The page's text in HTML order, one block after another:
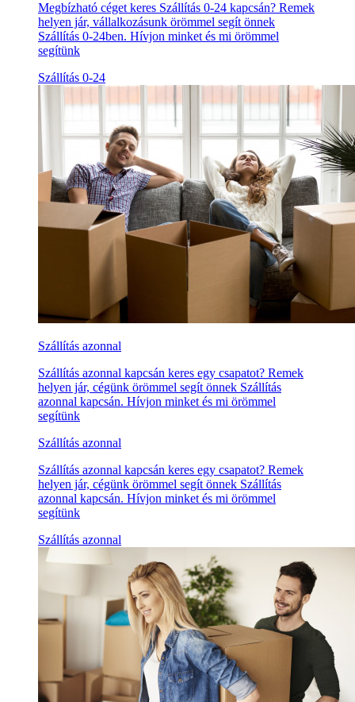
Megbízható céget keres Szállítás 0-24 kapcsán? Remek
helyen jár, vállalkozásunk örömmel segít önnek
Szállítás 0-24ben. Hívjon minket és mi örömmel
segítünk
Szállítás 0-24
Szállítás azonnal
Szállítás azonnal kapcsán keres egy csapatot? Remek
helyen jár, cégünk örömmel segít önnek Szállítás
azonnal kapcsán. Hívjon minket és mi örömmel
segítünk
Szállítás azonnal
Szállítás azonnal kapcsán keres egy csapatot? Remek
helyen jár, cégünk örömmel segít önnek Szállítás
azonnal kapcsán. Hívjon minket és mi örömmel
segítünk
Szállítás azonnal